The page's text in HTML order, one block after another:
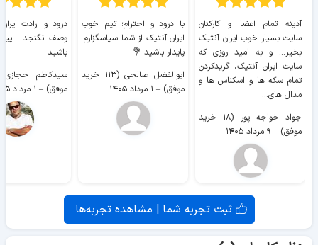
آدینه تمام اعضا و کارکنان
سایت بسیار خوب ايران آنتیک
بخیر... و به امید روزی که
سایت ايران آنتیک، گریدکردن
تمام سکه ها و اسکناس ها و
مدال های...
جواد خواجه پور (۱۸ خرید
موفق) – ۹ مرداد ۱۴۰۵
با درود و احترام؛ تیم خوب
ایران آنتیک از شما سپاسگزارم.
پایدار باشید 💐
ابوالفضل صالحی (۱۱۳ خرید
موفق) – ۱ مرداد ۱۴۰۵
درود و ارادت
وصف نگنجد...
باشید
موفق) – ۱ مرداد ۱۴۰۵
ثبت تجربه شما | مشاهده تجربه‌ها